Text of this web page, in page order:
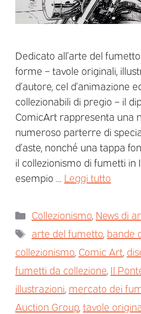
Dedicato all’arte del
forme – tavole originali,
d’autore, cel d’animazione
collezionabili di pregio – il
ComicArt rappresenta una
numeroso parterre di
d’aste, nonché una tappa
il collezionismo di fumetti in
esempio … Leggi tutto
Collezionismo, News di
arte del fumetto, bande
collezionismo, Comic Art,
fumetti da collezione, Il
illustrazioni, mercato dei
Auction Group,tavole